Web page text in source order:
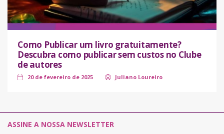
Como Publicar um livro gratuitamente?
Descubra como publicar sem custos no Clube
de autores
20 de fevereiro de 2025 Juliano Loureiro
ASSINE A NOSSA NEWSLETTER